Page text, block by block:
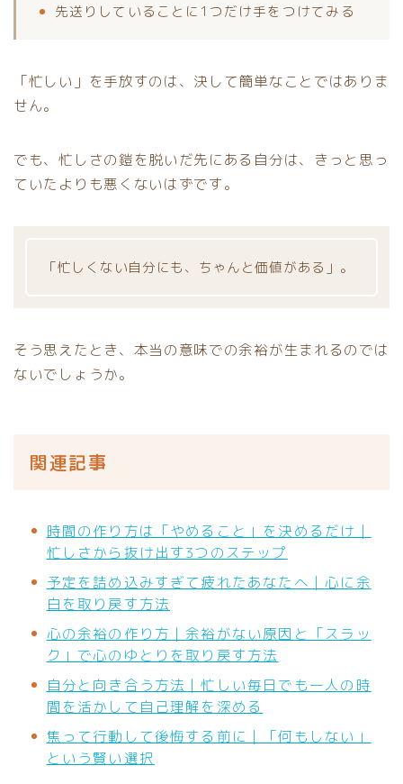
先送りしていることに1つだけ手をつけてみる
「忙しい」を手放すのは、決して簡単なことではありま
せん。
でも、忙しさの鎧を脱いだ先にある自分は、きっと思っ
ていたよりも悪くないはずです。
「忙しくない自分にも、ちゃんと価値がある」。
そう思えたとき、本当の意味での余裕が生まれるのでは
ないでしょうか。
関連記事
時間の作り方は「やめること」を決めるだけ｜
忙しさから抜け出す3つのステップ
予定を詰め込みすぎて疲れたあなたへ｜心に余
白を取り戻す方法
心の余裕の作り方｜余裕がない原因と「スラッ
ク」で心のゆとりを取り戻す方法
自分と向き合う方法｜忙しい毎日でも一人の時
間を活かして自己理解を深める
焦って行動して後悔する前に｜「何もしない」
という賢い選択